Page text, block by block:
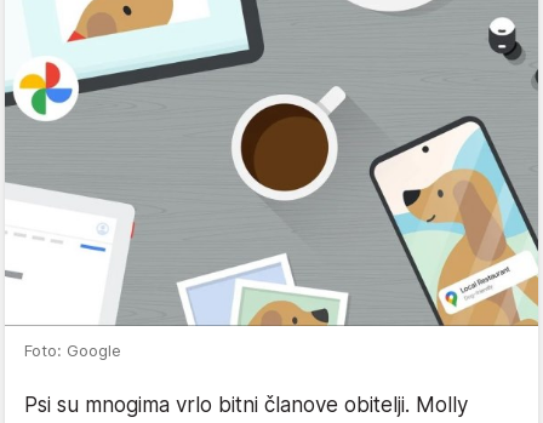
Foto: Google
Psi su mnogima vrlo bitni članove obitelji. Molly